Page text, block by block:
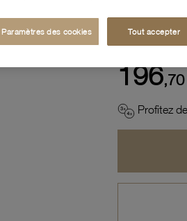
Paiement,
196
Profitez
Paramètres des cookies Tout accepter